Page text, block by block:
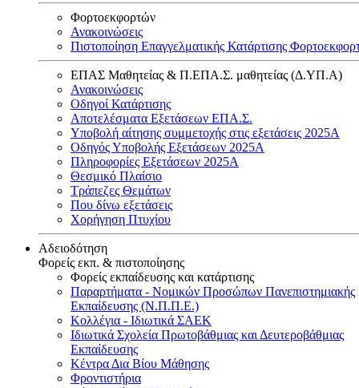
Φορτοεκφορτών
Ανακοινώσεις
Πιστοποίηση Επαγγελματικής Κατάρτισης
ΕΠΑΣ Μαθητείας & Π.ΕΠΑ.Σ. μαθητείας (Δ.ΥΠ.Α)
Ανακοινώσεις
Oδηγοί Κατάρτισης
Αποτελέσματα Εξετάσεων ΕΠΑ.Σ.
Υποβολή αίτησης συμμετοχής στις εξετάσεις 2025Α
Οδηγός Υποβολής Εξετάσεων 2025A
Πληροφορίες Εξετάσεων 2025Α
Θεσμικό Πλαίσιο
Τράπεζες Θεμάτων
Που δίνω εξετάσεις
Χορήγηση Πτυχίου
Αδειοδότηση
Φορείς εκπ. & πιστοποίησης
Φορείς εκπαίδευσης και κατάρτισης
Παραρτήματα - Νομικών Προσώπων Πανεπιστημιακής
Εκπαίδευσης (Ν.Π.Π.Ε.)
Κολλέγια - Ιδιωτικά ΣΑΕΚ
Ιδιωτικά Σχολεία Πρωτοβάθμιας και Δευτεροβάθμιας
Εκπαίδευσης
Κέντρα Δια Βίου Μάθησης
Φροντιστήρια